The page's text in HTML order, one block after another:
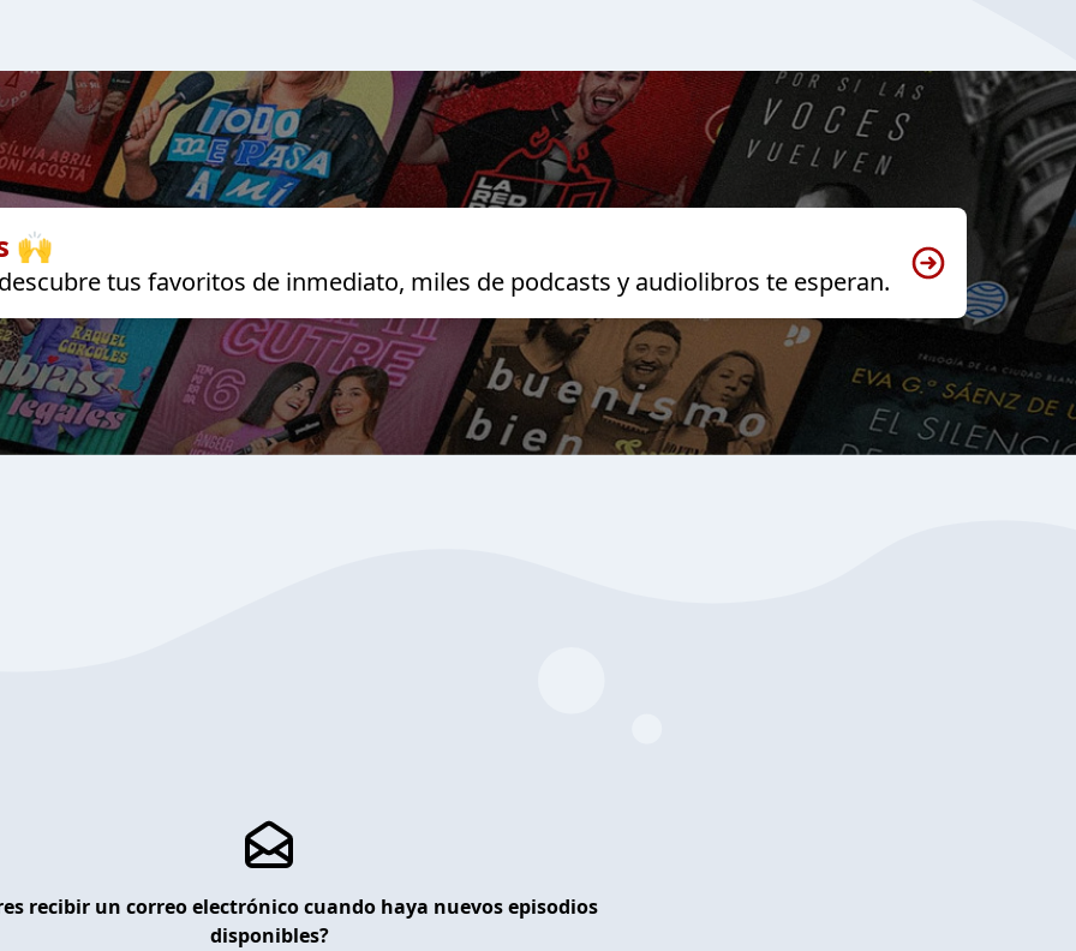
🙌
tus favoritos de inmediato, miles de podcasts y audiolibros te esperan.
recibir un correo electrónico cuando haya nuevos episodios
disponibles?